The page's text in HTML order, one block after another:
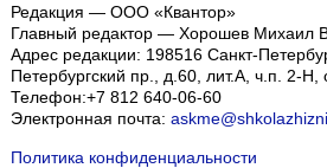
Редакция — ООО «Квантор»
Главный редактор — Хорошев Михаил
Адрес редакции: 198516 Санкт-
Петербургский пр., д.60, лит.А, ч.п. 2-
Телефон:+7 812 640-06-60
Электронная почта:
Политика конфиденциальности